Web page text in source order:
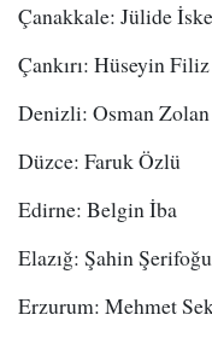
Çanakkale: Jülide
Çankırı: Hüseyin Filiz
Denizli: Osman Zolan
Düzce: Faruk Özlü
Edirne: Belgin İba
Elazığ: Şahin
Erzurum: Mehmet